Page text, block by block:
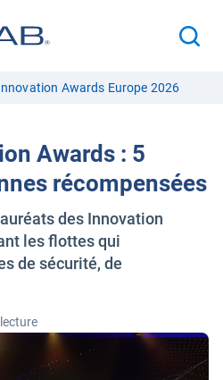
Awards Europe 2026
Awards : 5
récompensées
des Innovation
les flottes qui
de sécurité, de